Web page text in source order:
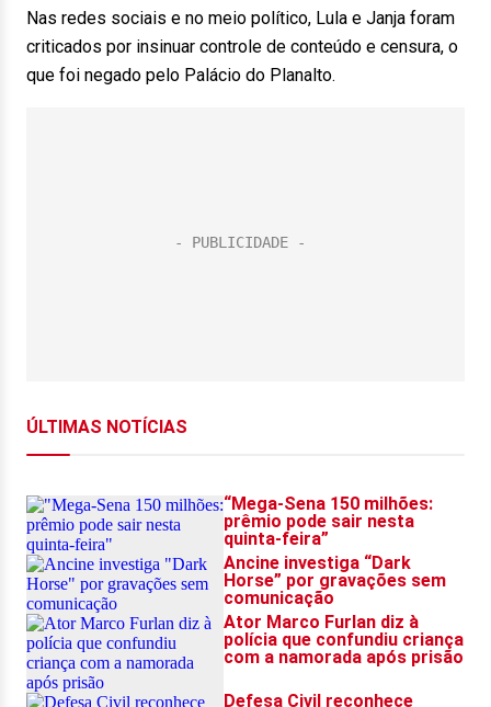
Nas redes sociais e no meio político, Lula e Janja foram
criticados por insinuar controle de conteúdo e censura, o
que foi negado pelo Palácio do Planalto.